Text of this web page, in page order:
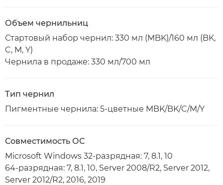
Объем чернильниц
Стартовый набор чернил: 330 мл (MBK)/160 мл (BK,
C, M, Y)
Чернила в продаже: 330 мл/700 мл
Тип чернил
Пигментные чернила: 5-цветные MBK/BK/C/M/Y
Совместимость ОС
Microsoft Windows 32-разрядная: 7, 8.1, 10
64-разрядная: 7, 8.1, 10, Server 2008/R2, Server 2012,
Server 2012/R2, 2016, 2019